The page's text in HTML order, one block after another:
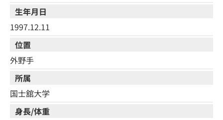
生年月日
1997.12.11
位置
外野手
所属
国士舘大学
身長/体重